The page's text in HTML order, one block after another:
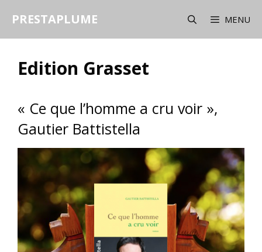
PRESTAPLUME MENU
Edition Grasset
« Ce que l’homme a cru voir »,
Gautier Battistella